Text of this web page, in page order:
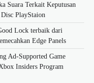
Suara Terkait Keputusan
PlayStaion
Lock terbaik dari
Edge Panels
Ad-Supported Game
Insiders Program